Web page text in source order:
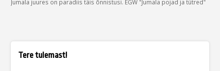
Jumala juures on paradiis täis õnnistusi. EGW "Jumala pojad ja tütred"
Tere tulemast!